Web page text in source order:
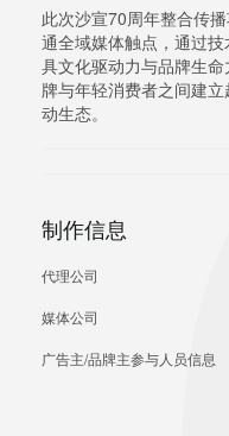
此次沙宣70周年整合传
通全域媒体触点，通过
具文化驱动力与品牌生
牌与年轻消费者之间建
动生态。
制作信息
代理公司
媒体公司
广告主/品牌主参与人员信息